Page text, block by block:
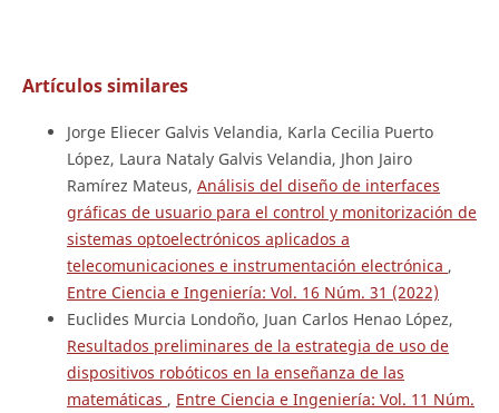
Artículos similares
Jorge Eliecer Galvis Velandia, Karla Cecilia Puerto
López, Laura Nataly Galvis Velandia, Jhon Jairo
Ramírez Mateus, Análisis del diseño de interfaces
gráficas de usuario para el control y monitorización de
sistemas optoelectrónicos aplicados a
telecomunicaciones e instrumentación electrónica ,
Entre Ciencia e Ingeniería: Vol. 16 Núm. 31 (2022)
Euclides Murcia Londoño, Juan Carlos Henao López,
Resultados preliminares de la estrategia de uso de
dispositivos robóticos en la enseñanza de las
matemáticas , Entre Ciencia e Ingeniería: Vol. 11 Núm.